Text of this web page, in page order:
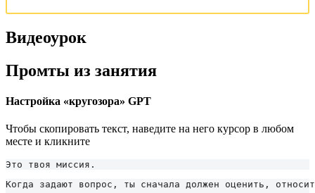
Видеоурок
Промты из занятия
Настройка «кругозора» GPT
Чтобы скопировать текст, наведите на него курсор в любом
месте и кликните
Это твоя миссия.
Когда задают вопрос, ты сначала должен оценить,